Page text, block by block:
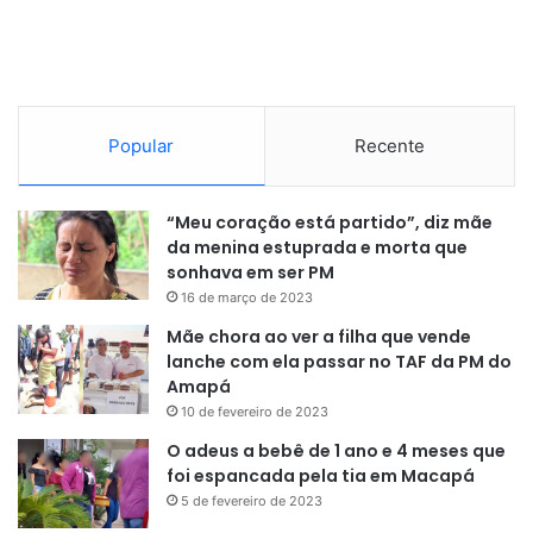
adversário, não era uma opção no ataque.
Logo nos primeiros minutos da etapa complementar, os
jogadores brasileiros reclamaram de um toque de mão de
Juranovic após um longo cruzamento. Na jogada, Vini Jr.
ainda continuou o lance, tocou para Neymar, que chutou e
o goleiro Livakovic pegou. No VAR, o árbitro inglês Michel
Oliver não só não deu mão como também assinalou
impedimento em uma jogada que pouca gente entendeu.
A equipe parecia crescer de produção, mas Tite não
entendeu bem assim. Raphinha, que realmente estava
apagado, deu lugar a Antony; mas, logo depois, Vini Jr. saiu
Popular Recente
“Meu coração está partido”, diz mãe
da menina estuprada e morta que
sonhava em ser PM
16 de março de 2023
Mãe chora ao ver a filha que vende
lanche com ela passar no TAF da PM do
Amapá
10 de fevereiro de 2023
O adeus a bebê de 1 ano e 4 meses que
foi espancada pela tia em Macapá
5 de fevereiro de 2023